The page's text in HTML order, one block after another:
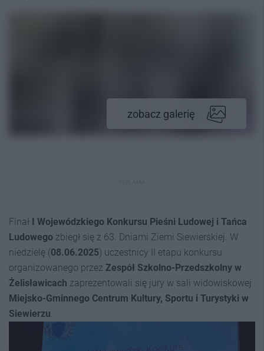
zobacz galerię
Finał I Wojewódzkiego Konkursu Pieśni Ludowej i Tańca
Ludowego zbiegł się z 63. Dniami Ziemi Siewierskiej. W
niedzielę (08.06.2025) uczestnicy II etapu konkursu
organizowanego przez Zespół Szkolno-Przedszkolny w
Żelisławicach zaprezentowali się jury w sali widowiskowej
Miejsko-Gminnego Centrum Kultury, Sportu i Turystyki w
Siewierzu.